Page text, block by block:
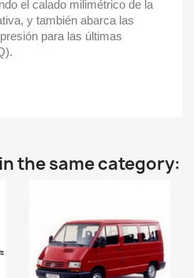
el calado milimétrico de la
y también abarca las
para las últimas
the same category: